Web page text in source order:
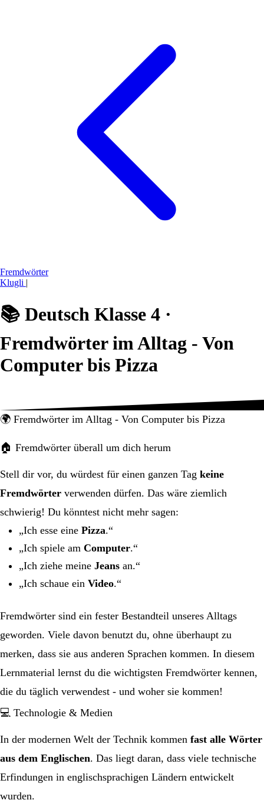
Fremdwörter
Klugli |
📚 Deutsch Klasse 4 ·
Fremdwörter im Alltag - Von
Computer bis Pizza
🌍 Fremdwörter im Alltag - Von Computer bis Pizza
🏠 Fremdwörter überall um dich herum
Stell dir vor, du würdest für einen ganzen Tag keine
Fremdwörter verwenden dürfen. Das wäre ziemlich
schwierig! Du könntest nicht mehr sagen:
„Ich esse eine Pizza.“
„Ich spiele am Computer.“
„Ich ziehe meine Jeans an.“
„Ich schaue ein Video.“
Fremdwörter sind ein fester Bestandteil unseres Alltags
geworden. Viele davon benutzt du, ohne überhaupt zu
merken, dass sie aus anderen Sprachen kommen. In diesem
Lernmaterial lernst du die wichtigsten Fremdwörter kennen,
die du täglich verwendest - und woher sie kommen!
💻 Technologie & Medien
In der modernen Welt der Technik kommen fast alle Wörter
aus dem Englischen. Das liegt daran, dass viele technische
Erfindungen in englischsprachigen Ländern entwickelt
wurden.